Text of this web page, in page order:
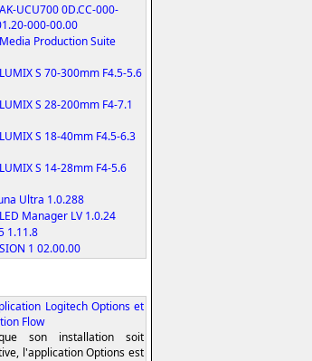
UCU700 0D.CC-000-
000-00.00
Production Suite
S 70-300mm F4.5-5.6
S 28-200mm F4-7.1
S 18-40mm F4.5-6.3
S 14-28mm F4-5.6
Ultra 1.0.288
Manager LV 1.0.24
1.11.8
1 02.00.00
Logitech Options et
Flow
son installation soit
l'application Options est